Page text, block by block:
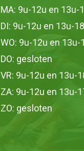
MA: 9u-12u en 13u-
DI: 9u-12u en 13u-
WO: 9u-12u en 13u-
DO: gesloten
VR: 9u-12u en 13u-
ZA: 9u-12u en 13u-
ZO: gesloten